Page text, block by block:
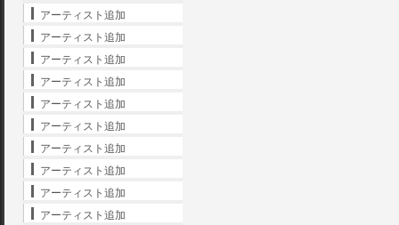
アーティスト追加
アーティスト追加
アーティスト追加
アーティスト追加
アーティスト追加
アーティスト追加
アーティスト追加
アーティスト追加
アーティスト追加
アーティスト追加